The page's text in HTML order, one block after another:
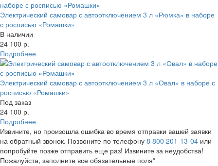
Электрический самовар с автоотключением 3 л «Рюмка» в наборе
с росписью «Ромашки»
В наличии
24 100 р.
Подробнее
Электрический самовар с автоотключением 3 л «Овал» в наборе с
росписью «Ромашки»
Под заказ
24 100 р.
Подробнее
Извините, но произошла ошибка во время отправки вашей заявки
на обратный звонок. Позвоните по телефону 8 800 201-13-04 или
попробуйте позже отправить еще раз! Извините за неудобства!
Пожалуйста, заполните все обязательные поля*